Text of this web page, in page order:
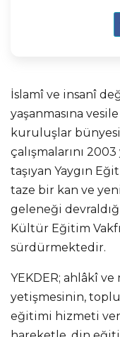
İslamî ve insanî
yaşanmasına
kuruluşlar
çalışmalarını
taşıyan Yaygın
taze bir kan ve
geleneği
Kültür Eğitim
sürdürmektedir.
YEKDER; ahlâkî
yetişmesinin,
eğitimi hizmeti